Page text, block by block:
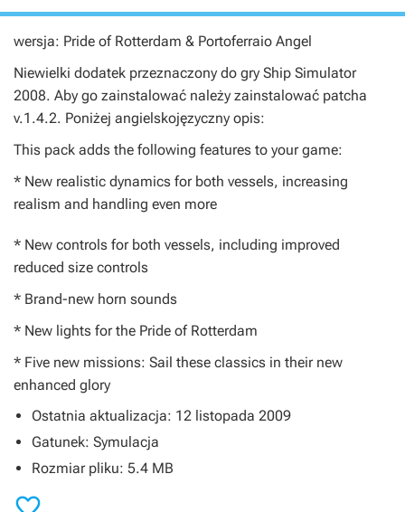
wersja: Pride of Rotterdam & Portoferraio Angel
Niewielki dodatek przeznaczony do gry Ship Simulator
2008. Aby go zainstalować należy zainstalować patcha
v.1.4.2. Poniżej angielskojęzyczny opis:
This pack adds the following features to your game:
* New realistic dynamics for both vessels, increasing
realism and handling even more
* New controls for both vessels, including improved
reduced size controls
* Brand-new horn sounds
* New lights for the Pride of Rotterdam
* Five new missions: Sail these classics in their new
enhanced glory
Ostatnia aktualizacja: 12 listopada 2009
Gatunek: Symulacja
Rozmiar pliku: 5.4 MB